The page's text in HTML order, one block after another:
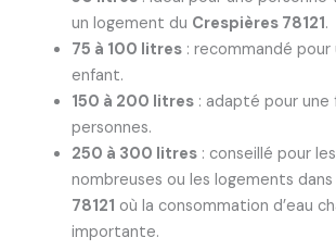
un logement du Crespières 78121.
75 à 100 litres: recommandé pour
enfant.
150 à 200 litres: adapté pour une
personnes.
250 à 300 litres: conseillé pour
nombreuses ou les logements dans
78121 où la consommation d’eau
importante.